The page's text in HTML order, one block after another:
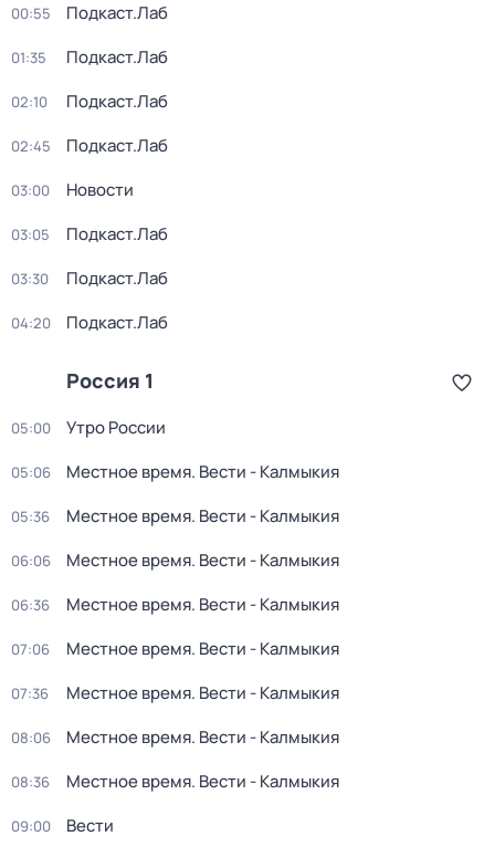
00:55 Подкаст.Лаб
01:35 Подкаст.Лаб
02:10 Подкаст.Лаб
02:45 Подкаст.Лаб
03:00 Новости
03:05 Подкаст.Лаб
03:30 Подкаст.Лаб
04:20 Подкаст.Лаб
Россия 1
05:00 Утро России
05:06 Местное время. Вести - Калмыкия
05:36 Местное время. Вести - Калмыкия
06:06 Местное время. Вести - Калмыкия
06:36 Местное время. Вести - Калмыкия
07:06 Местное время. Вести - Калмыкия
07:36 Местное время. Вести - Калмыкия
08:06 Местное время. Вести - Калмыкия
08:36 Местное время. Вести - Калмыкия
09:00 Вести